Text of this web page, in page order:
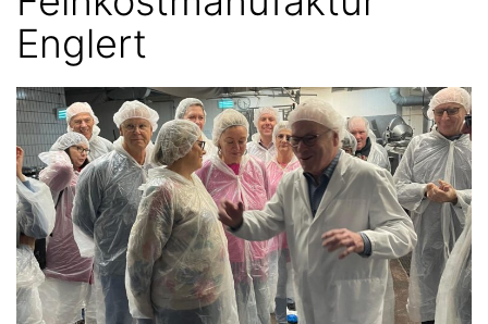
Englert